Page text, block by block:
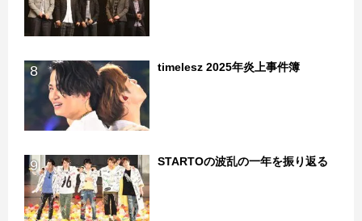
8 timelesz 2025年炎上事件簿
9 STARTOの波乱の一年を振り返る